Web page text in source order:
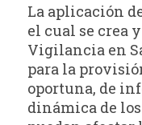
La aplicación
el cual se crea
Vigilancia en
para la
oportuna, de
dinámica de